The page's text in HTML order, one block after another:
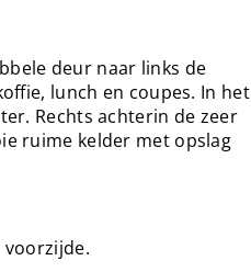
deur naar links de
lunch en coupes. In het
Rechts achterin de zeer
ruime kelder met opslag
voorzijde.